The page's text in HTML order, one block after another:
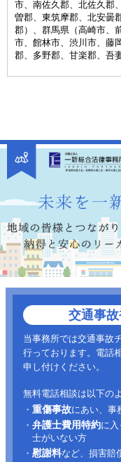
市、南佐久郡、北佐久郡
曽郡、東筑摩郡、北安曇
郡）、群馬県（高崎市、
市、館林市、渋川市、藤
郡、多野郡、甘楽郡、吾
交通事
当事務所では交通事故
行っております。電話
申し付けください。
無料電話相談は以下の
・ 重傷事故にあい、事
・ 弁護士費用特約に
士がいない方
・ 慰謝料など、損害賠